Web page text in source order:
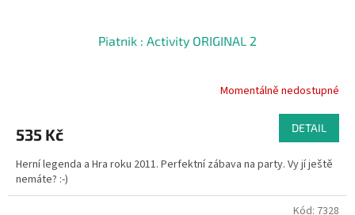
Piatnik : Activity ORIGINAL 2
Momentálně nedostupné
535 Kč DETAIL
Herní legenda a Hra roku 2011. Perfektní zábava na party. Vy jí ještě
nemáte? :-)
Kód: 7328